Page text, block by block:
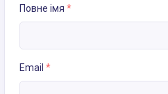
Повне імя *
Email *